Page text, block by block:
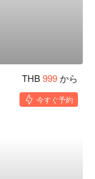
THB999から
今すぐ予約